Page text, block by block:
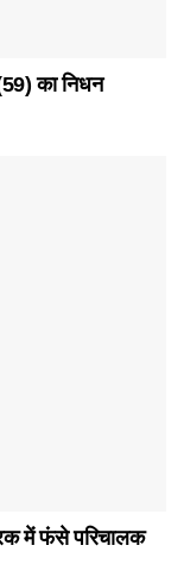
का निधन
में फंसे परिचालक